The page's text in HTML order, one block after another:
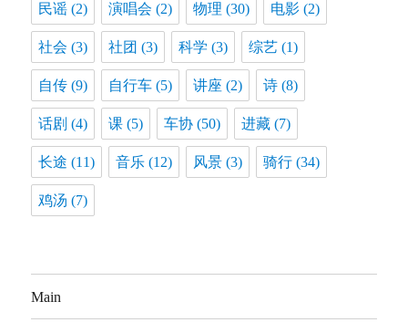
民谣 (2) 演唱会 (2) 物理 (30) 电影 (2)
社会 (3) 社团 (3) 科学 (3) 综艺 (1)
自传 (9) 自行车 (5) 讲座 (2) 诗 (8)
话剧 (4) 课 (5) 车协 (50) 进藏 (7)
长途 (11) 音乐 (12) 风景 (3) 骑行 (34)
鸡汤 (7)
Main